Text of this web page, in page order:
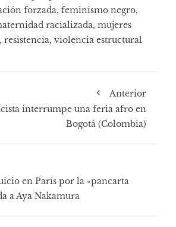
forzada, feminismo negro,
racializada, mujeres
, resistencia, violencia estructural
Anterior
interrumpe una feria afro en
Bogotá (Colombia)
en París por la «pancarta
a Aya Nakamura